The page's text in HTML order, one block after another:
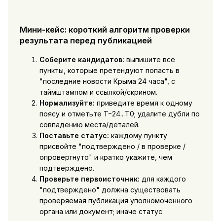
Мини-кейс: короткий алгоритм проверки
результата перед публикацией
Соберите кандидатов: выпишите все
пункты, которые претендуют попасть в
"последние новости Крыма 24 часа", с
таймштампом и ссылкой/скрином.
Нормализуйте: приведите время к одному
поясу и отметьте T−24...T0; удалите дубли по
совпадению места/деталей.
Поставьте статус: каждому пункту
присвойте "подтверждено / в проверке /
опровергнуто" и кратко укажите, чем
подтверждено.
Проверьте первоисточник: для каждого
"подтверждено" должна существовать
проверяемая публикация уполномоченного
органа или документ; иначе статус